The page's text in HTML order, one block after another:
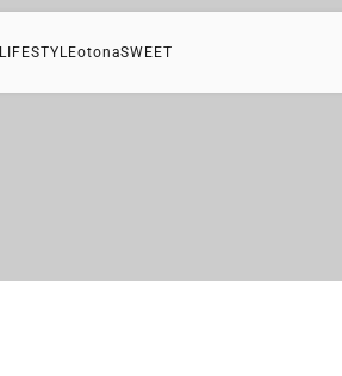
LIFESTYLEotonaSWEET